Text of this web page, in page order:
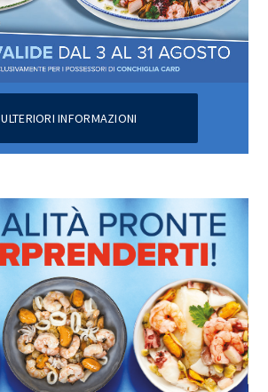
ULTERIORI INFORMAZIONI